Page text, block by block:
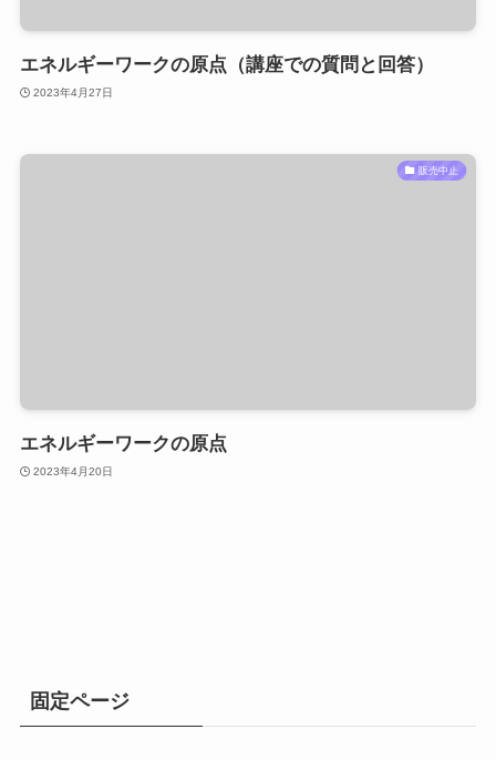
エネルギーワークの原点（講座での質問と回答）
2023年4月27日
販売中止
エネルギーワークの原点
2023年4月20日
固定ページ